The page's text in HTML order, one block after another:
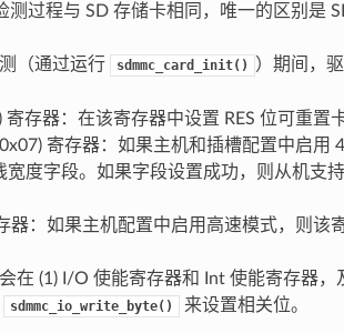
测过程与 SD 存储卡相同，唯一的区别是
（通过运行 sdmmc_card_init() ）期间，
寄存器：在该寄存器中设置 RES 位可重置
寄存器：如果主机和插槽配置中启用
宽度字段。如果字段设置成功，则从机支
器：如果主机配置中启用高速模式，则该
在 (1) I/O 使能寄存器和 Int 使能寄存器
sdmmc_io_write_byte() 来设置相关位。